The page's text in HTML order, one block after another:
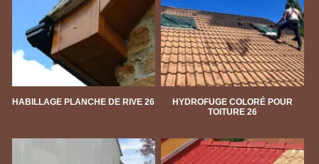
HABILLAGE PLANCHE DE RIVE 26
HYDROFUGE COLORÉ POUR
TOITURE 26